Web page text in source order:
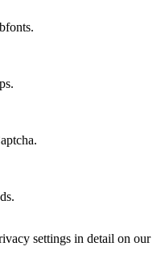
settings in detail on our